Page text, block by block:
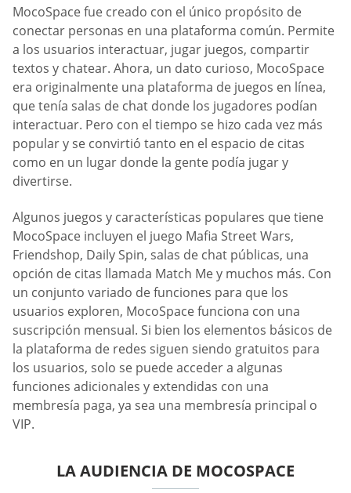
MocoSpace fue creado con el único propósito de
conectar personas en una plataforma común. Permite
a los usuarios interactuar, jugar juegos, compartir
textos y chatear. Ahora, un dato curioso, MocoSpace
era originalmente una plataforma de juegos en línea,
que tenía salas de chat donde los jugadores podían
interactuar. Pero con el tiempo se hizo cada vez más
popular y se convirtió tanto en el espacio de citas
como en un lugar donde la gente podía jugar y
divertirse.
Algunos juegos y características populares que tiene
MocoSpace incluyen el juego Mafia Street Wars,
Friendshop, Daily Spin, salas de chat públicas, una
opción de citas llamada Match Me y muchos más. Con
un conjunto variado de funciones para que los
usuarios exploren, MocoSpace funciona con una
suscripción mensual. Si bien los elementos básicos de
la plataforma de redes siguen siendo gratuitos para
los usuarios, solo se puede acceder a algunas
funciones adicionales y extendidas con una
membresía paga, ya sea una membresía principal o
VIP.
LA AUDIENCIA DE MOCOSPACE